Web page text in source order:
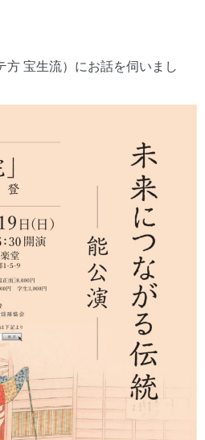
方 宝生流）にお話を伺いまし